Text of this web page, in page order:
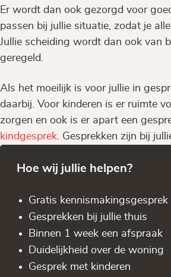
Er wordt dan ook gezorgd voor
passen bij jullie situatie, zodat je
Jullie scheiding wordt dan ook van
geregeld.
Als het moeilijk is voor jullie in
daarbij. Voor kinderen is er ruimte
zorgen en ook is er apart een
kindgesprek. Gesprekken zijn bij
Hoe wij jullie helpen?
Gratis kennis­makingsgesprek
Gesprekken bij jullie thuis
Binnen 1 week een afspraak
Duidelijkheid over de woning
Gesprek met kinderen